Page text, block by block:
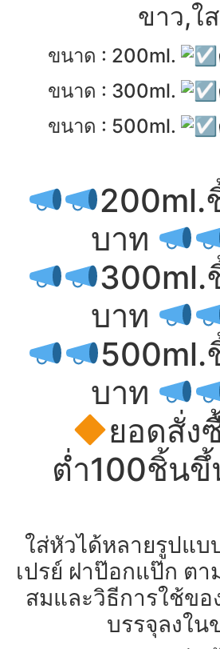
ขาว,ใส
ขนาด : 200ml.
ขนาด : 300ml.
ขนาด : 500ml.
200ml.
บาท
300ml.
บาท
500ml.
บาท
ยอดสั่ง
ต่ำ100ชิ้นขึ้
ใส่หัวได้หลายรูปแบ
เปรย์ ฝาป๊อกแป๊ก ตา
สมและวิธีการใช้ข
บรรจุลงใน